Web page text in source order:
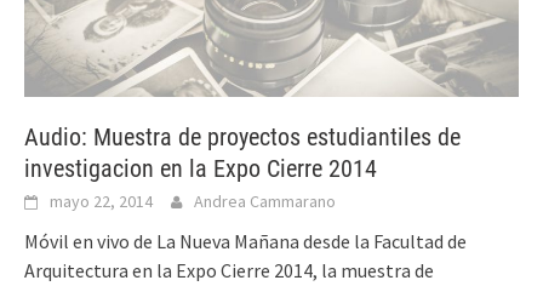
Audio: Muestra de proyectos estudiantiles de
investigacion en la Expo Cierre 2014
mayo 22, 2014 Andrea Cammarano
Móvil en vivo de La Nueva Mañana desde la Facultad de
Arquitectura en la Expo Cierre 2014, la muestra de